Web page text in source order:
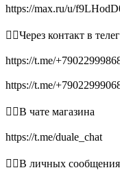
https://max.ru/u/
👉🏻Через контакт в
https://t.me/
https://t.me/
👉🏻В чате магазина
https://t.me/duale_chat
👉🏻В личных